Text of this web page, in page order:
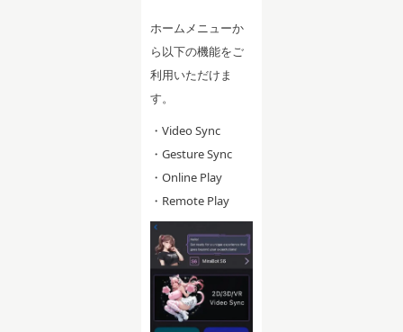
ホームメニューか
ら以下の機能をご
利用いただけま
す。
・Video Sync
・Gesture Sync
・Online Play
・Remote Play